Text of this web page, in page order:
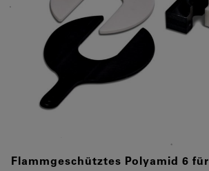
Flammgeschütztes Polyamid 6 für